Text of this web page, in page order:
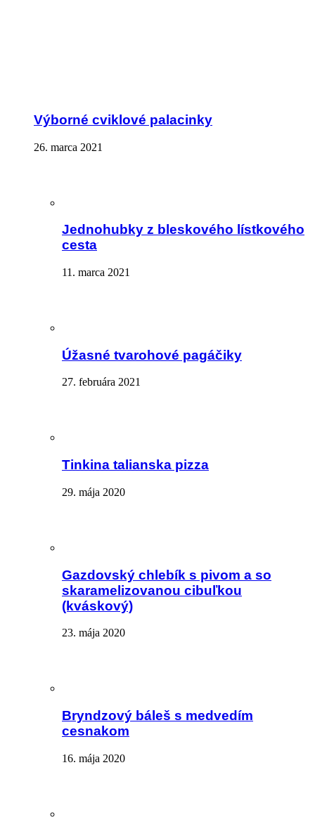
Výborné cviklové palacinky
26. marca 2021
Jednohubky z bleskového lístkového
cesta
11. marca 2021
Úžasné tvarohové pagáčiky
27. februára 2021
Tinkina talianska pizza
29. mája 2020
Gazdovský chlebík s pivom a so
skaramelizovanou cibuľkou
(kváskový)
23. mája 2020
Bryndzový báleš s medvedím
cesnakom
16. mája 2020